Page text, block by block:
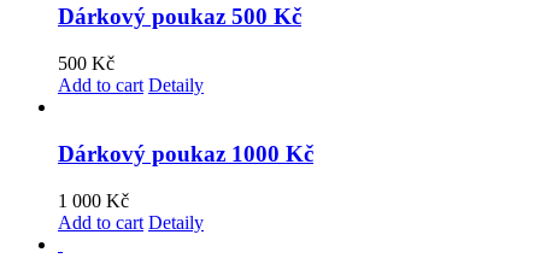
Dárkový poukaz 500 Kč
500 Kč
Add to cart Detaily
Dárkový poukaz 1000 Kč
1 000 Kč
Add to cart Detaily